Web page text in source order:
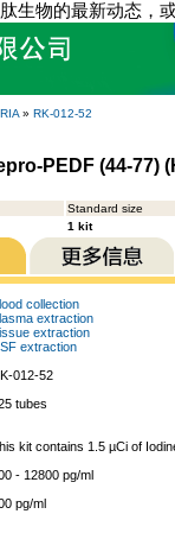
生物的最新动态，
RIA » RK-012-52
PEDF (44-77)
Standard size
1 kit
collection
extraction
extraction
extraction
012-52
tubes
kit contains 1.5 µCi of
- 12800 pg/ml
pg/ml